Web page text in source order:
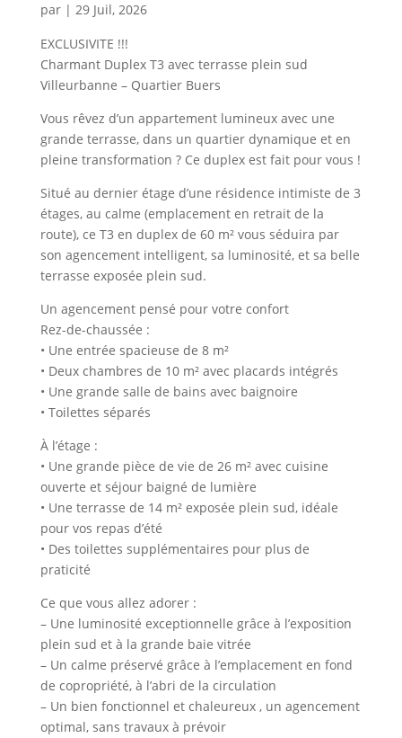
par | 29 Juil, 2026
EXCLUSIVITE !!!
Charmant Duplex T3 avec terrasse plein sud
Villeurbanne – Quartier Buers
Vous rêvez d’un appartement lumineux avec une
grande terrasse, dans un quartier dynamique et en
pleine transformation ? Ce duplex est fait pour vous !
Situé au dernier étage d’une résidence intimiste de 3
étages, au calme (emplacement en retrait de la
route), ce T3 en duplex de 60 m² vous séduira par
son agencement intelligent, sa luminosité, et sa belle
terrasse exposée plein sud.
Un agencement pensé pour votre confort
Rez-de-chaussée :
• Une entrée spacieuse de 8 m²
• Deux chambres de 10 m² avec placards intégrés
• Une grande salle de bains avec baignoire
• Toilettes séparés
À l’étage :
• Une grande pièce de vie de 26 m² avec cuisine
ouverte et séjour baigné de lumière
• Une terrasse de 14 m² exposée plein sud, idéale
pour vos repas d’été
• Des toilettes supplémentaires pour plus de
praticité
Ce que vous allez adorer :
– Une luminosité exceptionnelle grâce à l’exposition
plein sud et à la grande baie vitrée
– Un calme préservé grâce à l’emplacement en fond
de copropriété, à l’abri de la circulation
– Un bien fonctionnel et chaleureux , un agencement
optimal, sans travaux à prévoir